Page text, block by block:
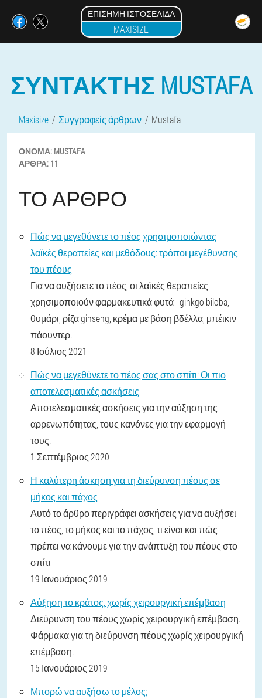
ΕΠΊΣΗΜΗ ΙΣΤΟΣΕΛΊΔΑ
MAXISIZE
ΣΥΝΤΆΚΤΗΣ MUSTAFA
Maxisize Συγγραφείς άρθρων Mustafa
ΌΝΟΜΑ: MUSTAFA
ΆΡΘΡΑ: 11
ΤΟ ΆΡΘΡΟ
Πώς να μεγεθύνετε το πέος χρησιμοποιώντας
λαϊκές θεραπείες και μεθόδους: τρόποι μεγέθυνσης
του πέους
Για να αυξήσετε το πέος, οι λαϊκές θεραπείες
χρησιμοποιούν φαρμακευτικά φυτά - ginkgo biloba,
θυμάρι, ρίζα ginseng, κρέμα με βάση βδέλλα, μπέικιν
πάουντερ.
8 Ιούλιος 2021
Πώς να μεγεθύνετε το πέος σας στο σπίτι: Οι πιο
αποτελεσματικές ασκήσεις
Αποτελεσματικές ασκήσεις για την αύξηση της
αρρενωπότητας, τους κανόνες για την εφαρμογή
τους.
1 Σεπτέμβριος 2020
Η καλύτερη άσκηση για τη διεύρυνση πέους σε
μήκος και πάχος
Αυτό το άρθρο περιγράφει ασκήσεις για να αυξήσει
το πέος, το μήκος και το πάχος, τι είναι και πώς
πρέπει να κάνουμε για την ανάπτυξη του πέους στο
σπίτι
19 Ιανουάριος 2019
Αύξηση το κράτος, χωρίς χειρουργική επέμβαση
Διεύρυνση του πέους χωρίς χειρουργική επέμβαση.
Φάρμακα για τη διεύρυνση πέους χωρίς χειρουργική
επέμβαση.
15 Ιανουάριος 2019
Μπορώ να αυξήσω το μέλος;